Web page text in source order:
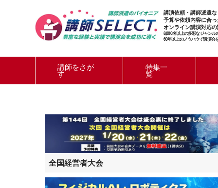
講演依頼・講師派遣
予算や依頼内容に合
オンライン講演対応
8,000名以上の多彩なジャンル
60年以上のノウハウで講演会
講師をさが
す
特集一
覧
全国経営者大会